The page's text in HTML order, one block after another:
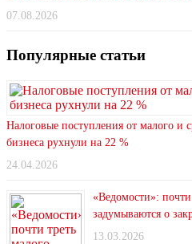
07.08.2026
Популярные статьи
Налоговые поступления от малого и
бизнеса рухнули на 22 %
24.04.2026
«Ведомости»: почти
задумываются о
13.03.2026